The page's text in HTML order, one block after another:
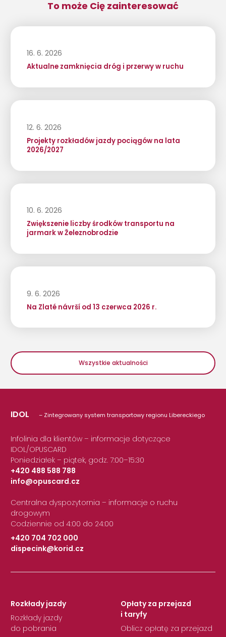
To może Cię zainteresować
16. 6. 2026
Aktualne zamknięcia dróg i przerwy w ruchu
12. 6. 2026
Projekty rozkładów jazdy pociągów na lata
2026/2027
10. 6. 2026
Zwiększenie liczby środków transportu na
jarmark w Železnobrodzie
9. 6. 2026
Na Zlaté návrší od 13 czerwca 2026 r.
Wszystkie aktualności
IDOL – Zintegrowany system transportowy regionu Libereckiego
Infolinia dla klientów – informacje dotyczące
IDOL/OPUSCARD
Poniedziałek – piątek, godz. 7:00–15:30
+420 488 588 788
|
info@opuscard.cz
Centralna dyspozytornia – informacje o ruchu
drogowym
Codziennie od 4:00 do 24:00
+420 704 702 000
|
dispecink@korid.cz
Rozkłady jazdy
Rozkłady jazdy
do pobrania
Opłaty za przejazd
i taryfy
Oblicz opłatę za przejazd